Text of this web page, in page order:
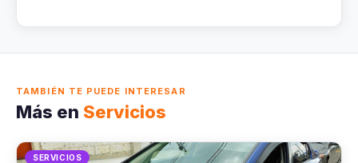
TAMBIÉN TE PUEDE INTERESAR
Más en Servicios
SERVICIOS